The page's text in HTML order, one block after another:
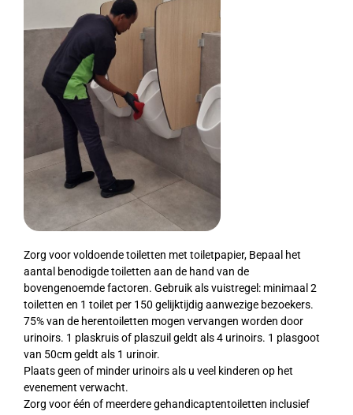
Zorg voor voldoende toiletten met toiletpapier, Bepaal het
aantal benodigde toiletten aan de hand van de
bovengenoemde factoren. Gebruik als vuistregel: minimaal 2
toiletten en 1 toilet per 150 gelijktijdig aanwezige bezoekers.
75% van de herentoiletten mogen vervangen worden door
urinoirs. 1 plaskruis of plaszuil geldt als 4 urinoirs. 1 plasgoot
van 50cm geldt als 1 urinoir.
Plaats geen of minder urinoirs als u veel kinderen op het
evenement verwacht.
Zorg voor één of meerdere gehandicaptentoiletten inclusief